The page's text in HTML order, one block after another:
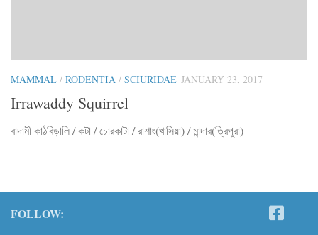
MAMMAL / RODENTIA / SCIURIDAE JANUARY 23, 2017
Irrawaddy Squirrel
বাদামী কাঠবিড়ালি / কটা / চোরকাটা / রাশাং(খাসিয়া) / মান্দার(ত্রিপুরা)
FOLLOW: